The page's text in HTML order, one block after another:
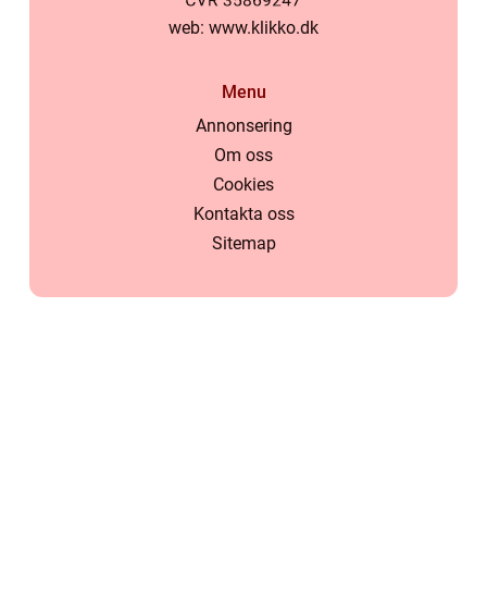
web: www.klikko.dk
Menu
Annonsering
Om oss
Cookies
Kontakta oss
Sitemap